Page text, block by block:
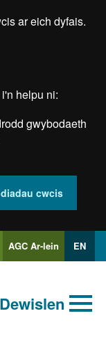
ar eich dyfais.
helpu ni:
gwybodaeth
cwcis
Mewngofnodi
i
AGC Ar-lein EN
Dewislen